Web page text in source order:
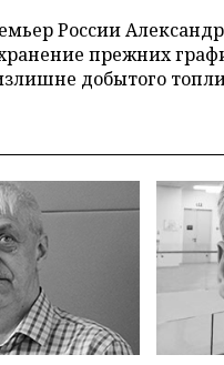
России
прежних
добытого